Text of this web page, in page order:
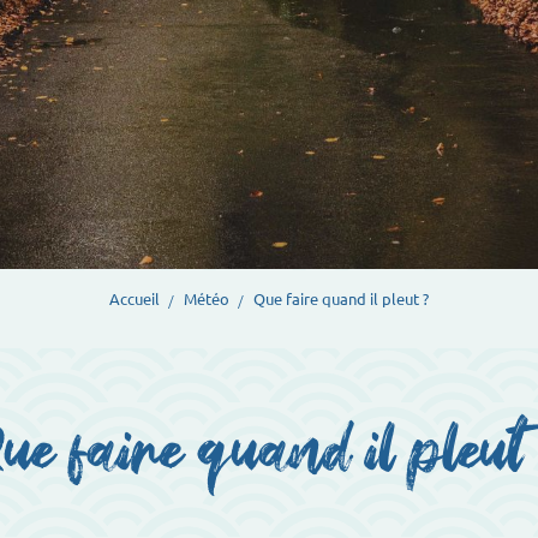
Accueil Météo Que faire quand il pleut ?
faire quand il